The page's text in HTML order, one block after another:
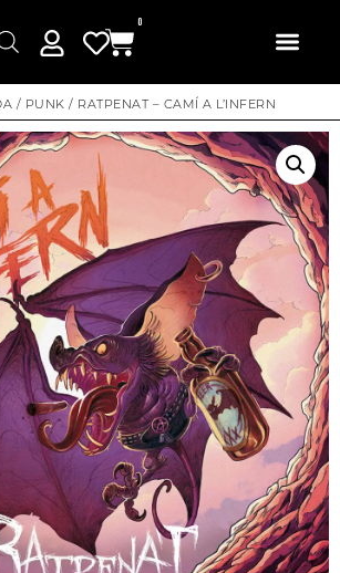
0
/ PUNK / RATPENAT – CAMÍ A L’INFERN